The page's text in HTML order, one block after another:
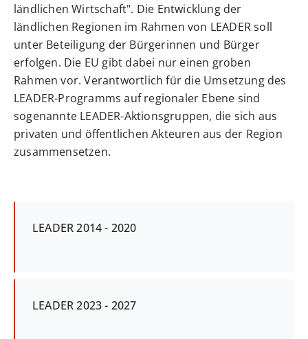
ländlichen Wirtschaft". Die Entwicklung der
ländlichen Regionen im Rahmen von LEADER soll
unter Beteiligung der Bürgerinnen und Bürger
erfolgen. Die EU gibt dabei nur einen groben
Rahmen vor. Verantwortlich für die Umsetzung des
LEADER-Programms auf regionaler Ebene sind
sogenannte LEADER-Aktionsgruppen, die sich aus
privaten und öffentlichen Akteuren aus der Region
zusammensetzen.
LEADER 2014 - 2020
LEADER 2023 - 2027